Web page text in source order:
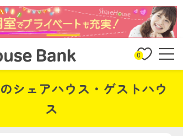
0
シェアハウス・ゲストハウ
ス